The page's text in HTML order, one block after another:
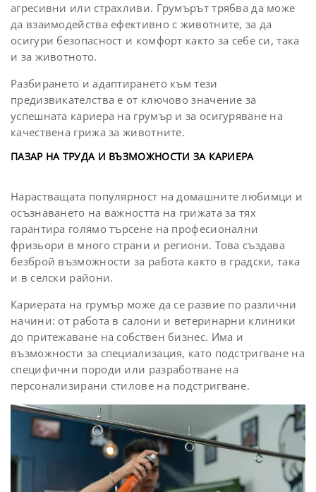
агресивни или страхливи. Грумърът трябва да може
да взаимодейства ефективно с животните, за да
осигури безопасност и комфорт както за себе си, така
и за животното.
Разбирането и адаптирането към тези
предизвикателства е от ключово значение за
успешната кариера на грумър и за осигуряване на
качествена грижа за животните.
ПАЗАР НА ТРУДА И ВЪЗМОЖНОСТИ ЗА КАРИЕРА
Нарастващата популярност на домашните любимци и
осъзнаването на важността на грижата за тях
гарантира голямо търсене на професионални
фризьори в много страни и региони. Това създава
безброй възможности за работа както в градски, така
и в селски райони.
Кариерата на грумър може да се развие по различни
начини: от работа в салони и ветеринарни клиники
до притежаване на собствен бизнес. Има и
възможности за специализация, като подстригване на
специфични породи или разработване на
персонализирани стилове на подстригване.